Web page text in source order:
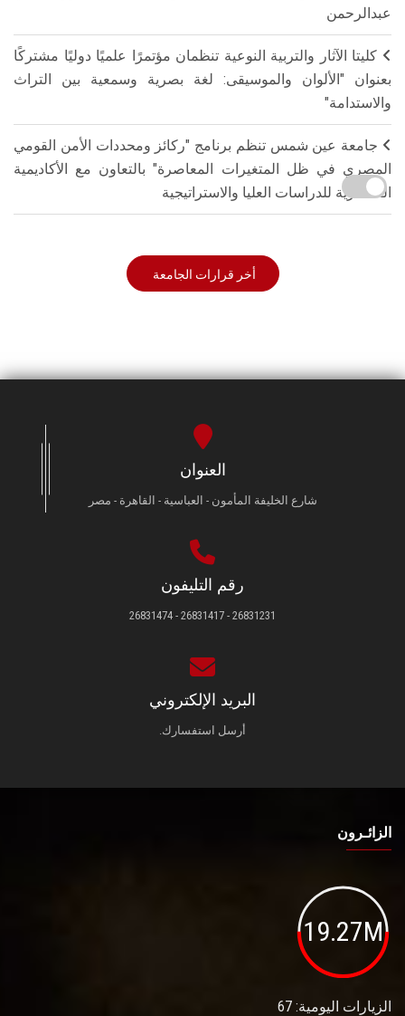
عبدالرحمن
كليتا الآثار والتربية النوعية تنظمان مؤتمرًا علميًا دوليًا مشتركًا
بعنوان "الألوان والموسيقى: لغة بصرية وسمعية بين التراث
والاستدامة"
جامعة عين شمس تنظم برنامج "ركائز ومحددات الأمن القومي
المصري في ظل المتغيرات المعاصرة" بالتعاون مع الأكاديمية
العسكرية للدراسات العليا والاستراتيجية
أخر قرارات الجامعة
العنوان
شارع الخليفة المأمون - العباسية - القاهرة - مصر
رقم التليفون
26831231 - 26831417 - 26831474
البريد الإلكتروني
أرسل استفسارك.
الزائـرون
19.27M
الزيارات اليومية: 67